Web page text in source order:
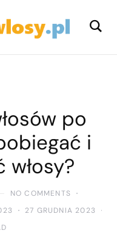
po
i
włosy?
NO COMMENTS
27 GRUDNIA 2023